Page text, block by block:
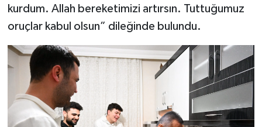
kurdum. Allah bereketimizi artırsın. Tuttuğumuz
oruçlar kabul olsun” dileğinde bulundu.
Yaşam